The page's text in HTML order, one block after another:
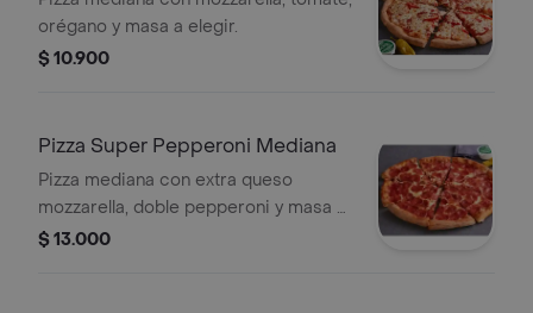
orégano y masa a elegir.
$ 10.900
Pizza Super Pepperoni Mediana
Pizza mediana con extra queso
mozzarella, doble pepperoni y masa a
elegir.
$ 13.000